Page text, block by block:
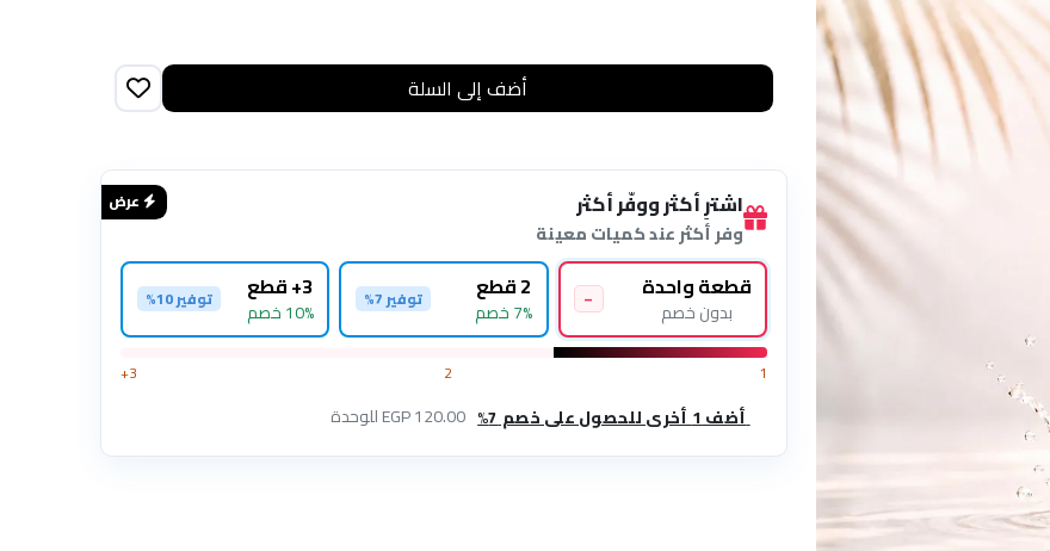
أضف إلى السلة
عرض ساخن
عرض اشترِ أكثر ووفّر أكثر
وفر أكثر عند كميات معينة
قطعة واحدة
بدون خصم – 2 قطع
7% خصم توفير 7% 3+ قطع
10% خصم توفير 10%
1
2
3+
أضف 1 أخرى للحصول على خصم 7% 120.00 EGP للوحدة